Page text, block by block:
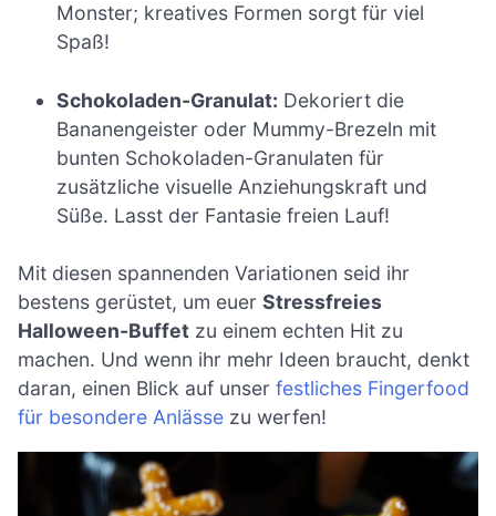
Monster; kreatives Formen sorgt für viel
Spaß!
Schokoladen-Granulat: Dekoriert die
Bananengeister oder Mummy-Brezeln mit
bunten Schokoladen-Granulaten für
zusätzliche visuelle Anziehungskraft und
Süße. Lasst der Fantasie freien Lauf!
Mit diesen spannenden Variationen seid ihr
bestens gerüstet, um euer Stressfreies
Halloween-Buffet zu einem echten Hit zu
machen. Und wenn ihr mehr Ideen braucht, denkt
daran, einen Blick auf unser festliches Fingerfood
für besondere Anlässe zu werfen!